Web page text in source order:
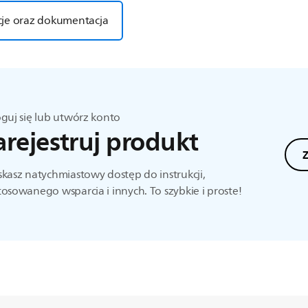
oraz dokumentacja
się lub utwórz konto
produkt
natychmiastowy dostęp do instrukcji,
wsparcia i innych. To szybkie i proste!